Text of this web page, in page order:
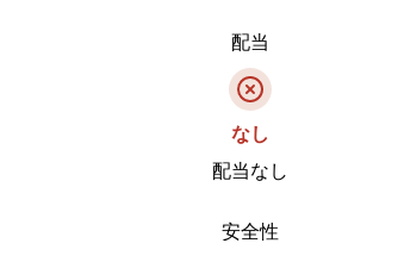
配当
なし
配当なし
安全性